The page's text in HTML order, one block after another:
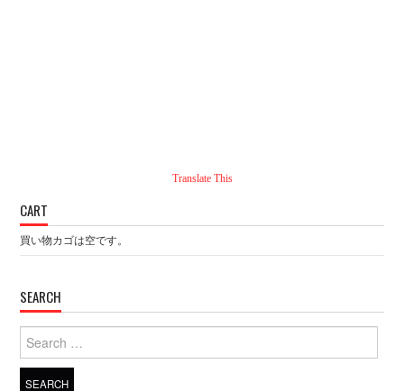
Translate This
CART
買い物カゴは空です。
SEARCH
Search for: